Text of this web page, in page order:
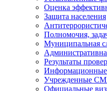
Оценка
Защита населения
Полномочия,
Муниципальная
Результаты
Учрежденные
Официальные